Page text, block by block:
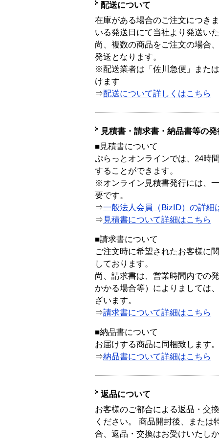
配送について
在庫がある場合のご注文につき
いる発送日にて当社より発送い
尚、複数の商品をご注文の場合
発送となります。
※配送業者は「佐川急便」また
けます
⇒配送について詳しくはこちら
見積書・請求書・納品書等の
■見積書について
ぷらっとオンラインでは、24時
することができます。
※オンライン見積書発行には、
要です。
⇒一般法人会員（BizID）の詳細
⇒ 見積書について詳細はこちら
■請求書について
ご注文時に希望されたお客様に
しております。
尚、請求書は、営業時間内での
かかる場合等）によりましては
ざいます。
⇒請求書について詳細はこちら
■納品書について
お届けする商品に同梱致します。
⇒納品書について詳細はこちら
返品について
お客様のご都合による返品・交
ください。 商品開封後、または
合、返品・交換はお受けいたし